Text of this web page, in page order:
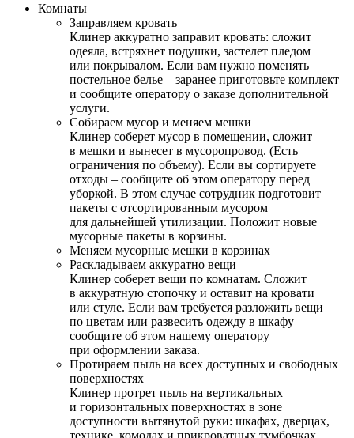
Комнаты
Заправляем кровать
Клинер аккуратно заправит кровать: сложит
одеяла, встряхнет подушки, застелет пледом
или покрывалом. Если вам нужно поменять
постельное белье – заранее приготовьте комплект
и сообщите оператору о заказе дополнительной
услуги.
Собираем мусор и меняем мешки
Клинер соберет мусор в помещении, сложит
в мешки и вынесет в мусоропровод. (Есть
ограничения по объему). Если вы сортируете
отходы – сообщите об этом оператору перед
уборкой. В этом случае сотрудник подготовит
пакеты с отсортированным мусором
для дальнейшей утилизации. Положит новые
мусорные пакеты в корзины.
Меняем мусорные мешки в корзинах
Раскладываем аккуратно вещи
Клинер соберет вещи по комнатам. Сложит
в аккуратную стопочку и оставит на кровати
или стуле. Если вам требуется разложить вещи
по цветам или развесить одежду в шкафу –
сообщите об этом нашему оператору
при оформлении заказа.
Протираем пыль на всех доступных и свободных
поверхностях
Клинер протрет пыль на вертикальных
и горизонтальных поверхностях в зоне
доступности вытянутой руки: шкафах, дверцах,
технике, комодах и прикроватных тумбочках.